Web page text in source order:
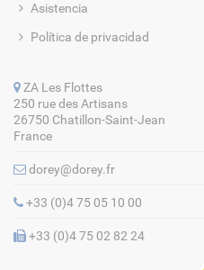
Asistencia
Política de privacidad
ZA Les Flottes
250 rue des Artisans
26750 Chatillon-Saint-Jean
France
dorey@dorey.fr
+33 (0)4 75 05 10 00
+33 (0)4 75 02 82 24